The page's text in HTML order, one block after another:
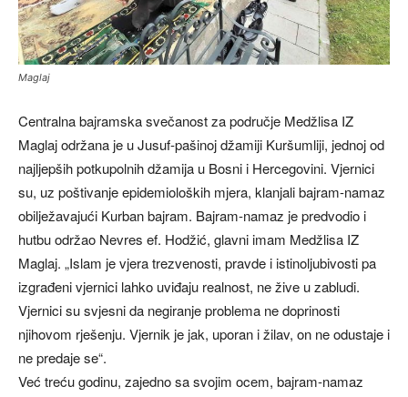
Maglaj
Centralna bajramska svečanost za područje Medžlisa IZ
Maglaj održana je u Jusuf-pašinoj džamiji Kuršumliji, jednoj od
najljepših potkupolnih džamija u Bosni i Hercegovini. Vjernici
su, uz poštivanje epidemioloških mjera, klanjali bajram-namaz
obilježavajući Kurban bajram. Bajram-namaz je predvodio i
hutbu održao Nevres ef. Hodžić, glavni imam Medžlisa IZ
Maglaj. „Islam je vjera trezvenosti, pravde i istinoljubivosti pa
izgrađeni vjernici lahko uviđaju realnost, ne žive u zabludi.
Vjernici su svjesni da negiranje problema ne doprinosti
njihovom rješenju. Vjernik je jak, uporan i žilav, on ne odustaje i
ne predaje se“.
Već treću godinu, zajedno sa svojim ocem, bajram-namaz